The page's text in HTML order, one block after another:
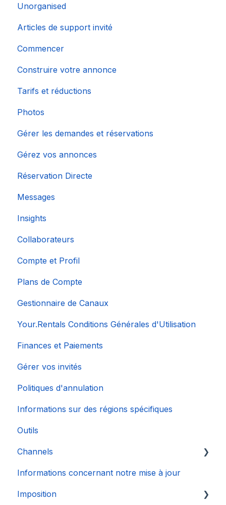
Importation de calendriers populaires
Unorganised
Articles de support invité
Commencer
Construire votre annonce
Tarifs et réductions
Photos
Gérer les demandes et réservations
Gérez vos annonces
Réservation Directe
Messages
Insights
Collaborateurs
Compte et Profil
Plans de Compte
Gestionnaire de Canaux
Your.Rentals Conditions Générales d'Utilisation
Finances et Paiements
Gérer vos invités
Politiques d'annulation
Informations sur des régions spécifiques
Outils
Channels
Connexion de Compte
Informations concernant notre mise à jour
Imposition